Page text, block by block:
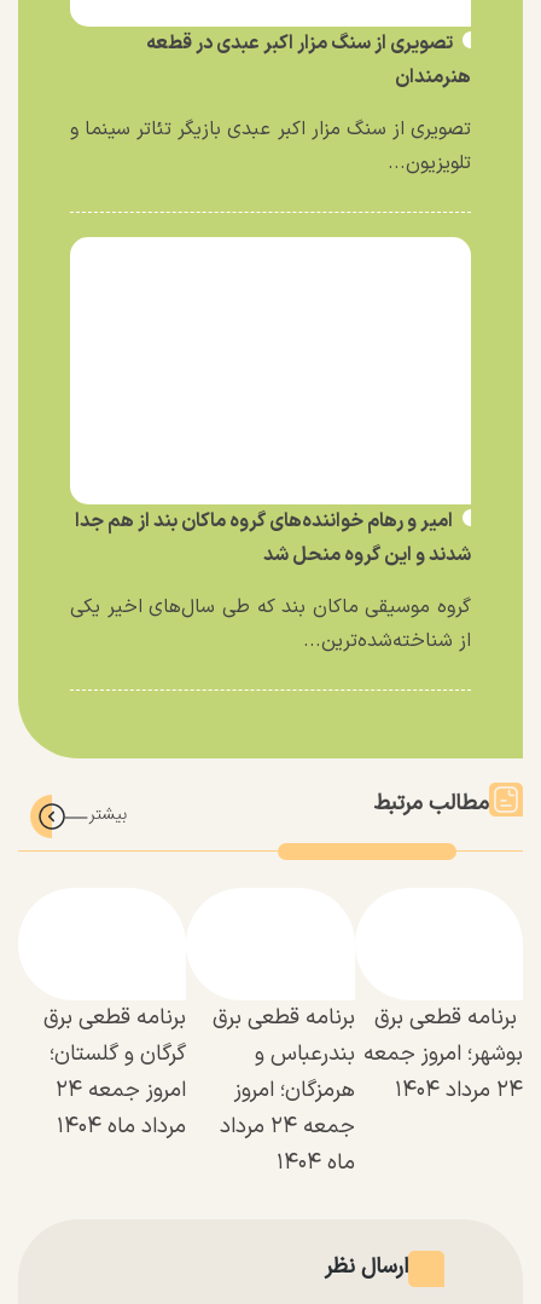
تصویری از سنگ مزار اکبر عبدی در قطعه
هنرمندان
تصویری از سنگ مزار اکبر عبدی بازیگر تئاتر سینما و
تلویزیون...
امیر و رهام خواننده‌های گروه ماکان بند از هم جدا
شدند و این گروه منحل شد
گروه موسیقی ماکان بند که طی سال‌های اخیر یکی
از شناخته‌شده‌ترین...
مطالب مرتبط
برنامه قطعی برق
بوشهر؛ امروز جمعه
۲۴ مرداد ۱۴۰۴
برنامه قطعی برق
بندرعباس و
هرمزگان؛ امروز
جمعه ۲۴ مرداد
ماه ۱۴۰۴
برنامه قطعی برق
گرگان و گلستان؛
امروز جمعه ۲۴
مرداد ماه ۱۴۰۴
ارسال نظر